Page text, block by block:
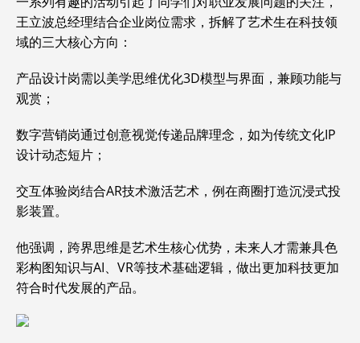
王立波总经理结合企业岗位需求，拆解了艺术生在科技领
域的三大核心方向：
产品设计岗需以美学思维优化3D模型与界面，兼顾功能与
观赏；
数字营销岗通过创意视觉传递品牌理念，如为传统文化IP
设计动态短片；
交互体验岗结合AR技术激活艺术，例在商圈打造沉浸式投
影装置。
他强调，跨界思维是艺术生核心优势，未来人才需兼具色
彩构图知识与AI、VR等技术基础逻辑，做出更加科技更加
符合时代发展的产品。